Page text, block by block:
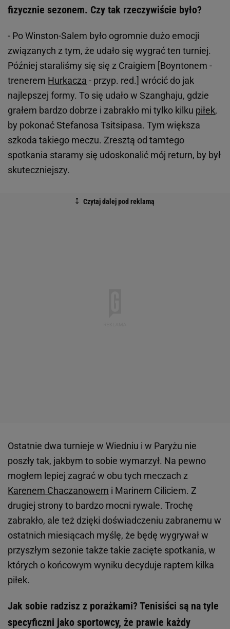
fizycznie sezonem. Czy tak rzeczywiście było?
- Po Winston-Salem było ogromnie dużo emocji
związanych z tym, że udało się wygrać ten turniej.
Później staraliśmy się się z Craigiem [Boyntonem -
trenerem Hurkacza - przyp. red.] wrócić do jak
najlepszej formy. To się udało w Szanghaju, gdzie
grałem bardzo dobrze i zabrakło mi tylko kilku piłek,
by pokonać Stefanosa Tsitsipasa. Tym większa
szkoda takiego meczu. Zresztą od tamtego
spotkania staramy się udoskonalić mój return, by był
skuteczniejszy.
Ostatnie dwa turnieje w Wiedniu i w Paryżu nie
poszły tak, jakbym to sobie wymarzył. Na pewno
mogłem lepiej zagrać w obu tych meczach z
Karenem Chaczanowem i Marinem Ciliciem. Z
drugiej strony to bardzo mocni rywale. Trochę
zabrakło, ale też dzięki doświadczeniu zabranemu w
ostatnich miesiącach myślę, że będę wygrywał w
przyszłym sezonie także takie zacięte spotkania, w
których o końcowym wyniku decyduje raptem kilka
piłek.
Jak sobie radzisz z porażkami? Tenisiści są na tyle
specyficzni jako sportowcy, że prawie każdy